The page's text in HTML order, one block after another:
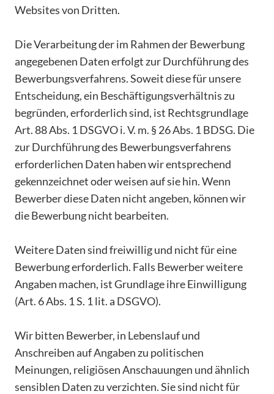
Websites von Dritten.
Die Verarbeitung der im Rahmen der Bewerbung
angegebenen Daten erfolgt zur Durchführung des
Bewerbungsverfahrens. Soweit diese für unsere
Entscheidung, ein Beschäftigungsverhältnis zu
begründen, erforderlich sind, ist Rechtsgrundlage
Art. 88 Abs. 1 DSGVO i. V. m. § 26 Abs. 1 BDSG. Die
zur Durchführung des Bewerbungsverfahrens
erforderlichen Daten haben wir entsprechend
gekennzeichnet oder weisen auf sie hin. Wenn
Bewerber diese Daten nicht angeben, können wir
die Bewerbung nicht bearbeiten.
Weitere Daten sind freiwillig und nicht für eine
Bewerbung erforderlich. Falls Bewerber weitere
Angaben machen, ist Grundlage ihre Einwilligung
(Art. 6 Abs. 1 S. 1 lit. a DSGVO).
Wir bitten Bewerber, in Lebenslauf und
Anschreiben auf Angaben zu politischen
Meinungen, religiösen Anschauungen und ähnlich
sensiblen Daten zu verzichten. Sie sind nicht für